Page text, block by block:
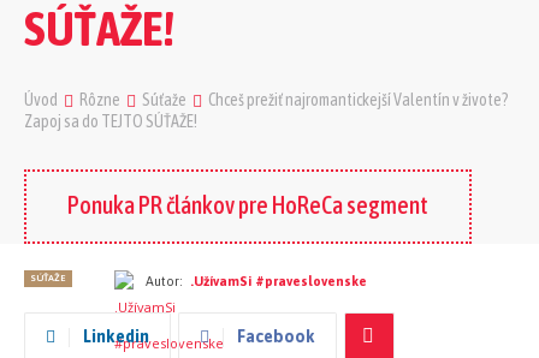
SÚŤAŽE!
Úvod Rôzne Súťaže
Chceš prežiť najromantickejší Valentín v živote?
Zapoj sa do TEJTO SÚŤAŽE!
Ponuka PR článkov pre HoReCa segment
SÚŤAŽE Autor: .UžívamSi #praveslovenske
Linkedin Facebook